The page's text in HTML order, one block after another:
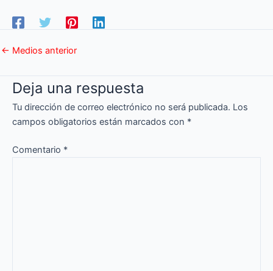
← Medios anterior
Deja una respuesta
Tu dirección de correo electrónico no será publicada. Los
campos obligatorios están marcados con *
Comentario *